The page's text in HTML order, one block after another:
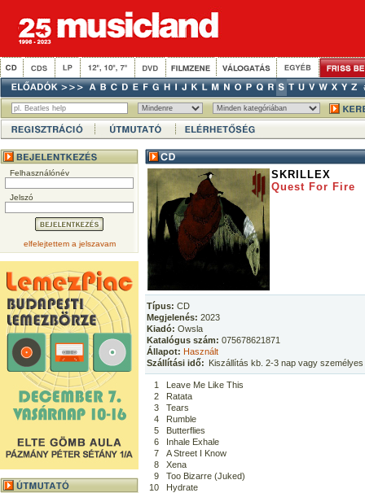
Felhasználónév
Jelszó
elfelejtettem a jelszavam
SKRILLEX
Quest For Fire
Típus: CD
Megjelenés: 2023
Kiadó: Owsla
Katalógus szám: 075678621871
Állapot: Használt
Szállítási idő: Kiszállítás kb. 2-3 nap vagy
1
Leave Me Like This
2
Ratata
3
Tears
4
Rumble
5
Butterflies
6
Inhale Exhale
7
A Street I Know
8
Xena
9
Too Bizarre (Juked)
10
Hydrate